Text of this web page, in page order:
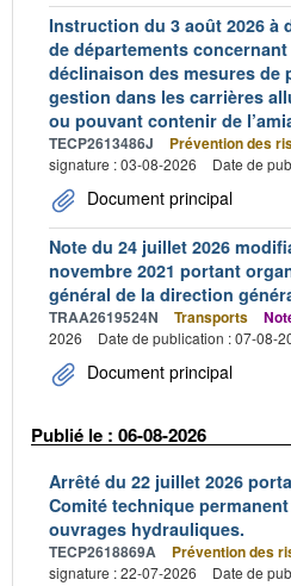
Instruction du 3 août 2026 à
de départements
déclinaison des mesures de
gestion dans les carrières
ou pouvant contenir de
TECP2613486J Prévention des
signature : 03-08-2026
Date de
Document principal
Note du 24 juillet 2026
novembre 2021 portant
général de la direction
TRAA2619524N Transports
2026
Date de publication : 07-08-
Document principal
Publié le : 06-08-2026
Arrêté du 22 juillet 2026
Comité technique
ouvrages hydrauliques.
TECP2618869A Prévention des
signature : 22-07-2026
Date de